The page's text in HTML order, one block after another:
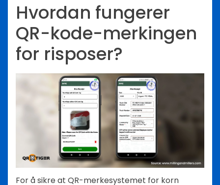
Hvordan fungerer
QR-kode-merkingen
for risposer?
For å sikre at QR-merkesystemet for korn